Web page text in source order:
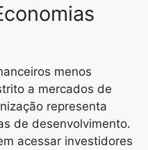
menos
a mercados de
representa
de desenvolvimento.
acessar investidores